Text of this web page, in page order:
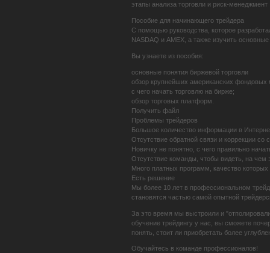
этапы анализа торговли и риск-менеджмент
Пособие для начинающего трейдера
С помощью руководства, которое
NASDAQ и AMEX, а также изучить
Вы узнаете из пособия:
основные понятия биржевой торговли
обзор крупнейших американских фондовых
с чего начать торговлю на бирже;
обзор торговых платформ.
Получить файл
Проблемы трейдеров
Большое количество информации в
Отсутствие обратной связи и коррекции со
Новичку не понятно, с чего правильно
Отсутствие команды, чтобы видеть, на чем
Много платных программ, качество
Есть решение
Мы более 10 лет в профессиональном
становятся частью самой опытной
За это время мы выстроили и
обучение трейдингу у нас, вы сможете
понять, стоит ли приобретать более
Обучайтесь в команде профессионалов!